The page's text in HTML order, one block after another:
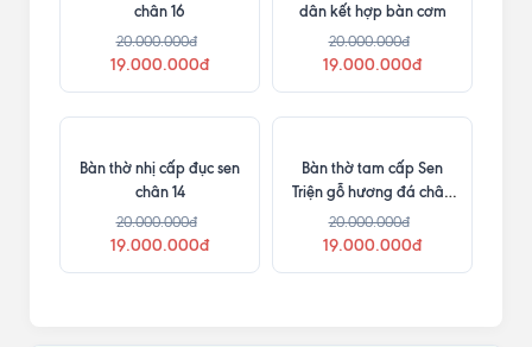
chân 16
20.000.000đ
19.000.000đ
dân kết hợp bàn cơm
20.000.000đ
19.000.000đ
Bàn thờ nhị cấp đục sen
chân 14
20.000.000đ
19.000.000đ
Bàn thờ tam cấp Sen
Triện gỗ hương đá chân
16
20.000.000đ
19.000.000đ